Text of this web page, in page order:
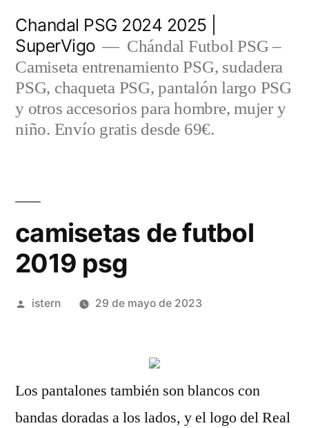
contenido
Chandal PSG 2024 2025 |
SuperVigo
Chándal Futbol PSG –
Camiseta entrenamiento PSG, sudadera
PSG, chaqueta PSG, pantalón largo PSG
y otros accesorios para hombre, mujer y
niño. Envío gratis desde 69€.
camisetas de futbol
2019 psg
Publicado
istern 29 de mayo de 2023
Los pantalones también son blancos con
bandas doradas a los lados, y el logo del Real